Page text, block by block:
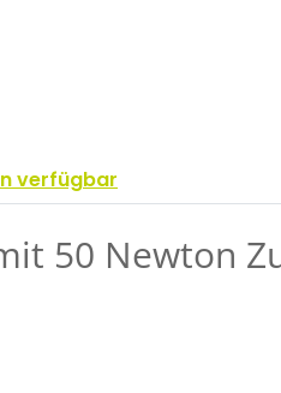
verfügbar
50 Newton